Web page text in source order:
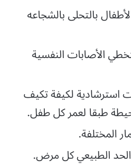
بالتحلى بالشجاعه
الأصابات النفسية
استرشادية لكيفة تكيف
طبقا لعمر كل طفل.
المختلفة.
الطبيعي كل مرض.